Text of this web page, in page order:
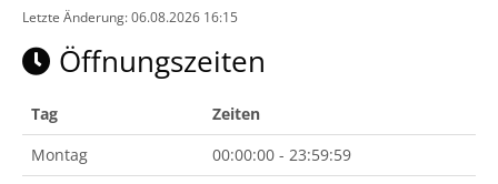
Letzte Änderung: 06.08.2026 16:15
Öffnungszeiten
Tag
Zeiten
Montag
00:00:00 - 23:59:59